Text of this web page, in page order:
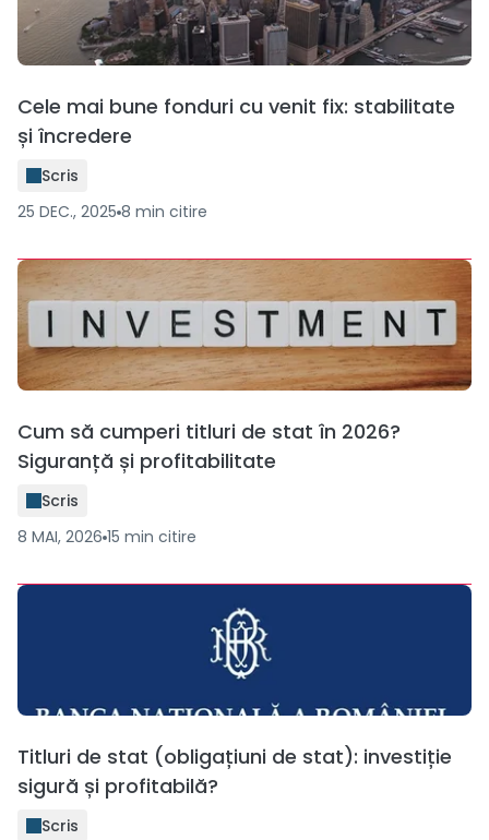
Cele mai bune fonduri cu venit fix: stabilitate
și încredere
Scris
25 DEC., 2025 8 min citire
Cum să cumperi titluri de stat în 2026?
Siguranță și profitabilitate
Scris
8 MAI, 2026 15 min citire
Titluri de stat (obligațiuni de stat): investiție
sigură și profitabilă?
Scris